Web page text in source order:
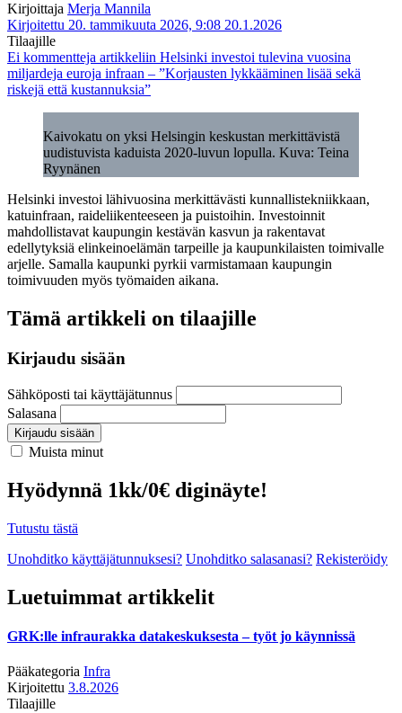
Kirjoittaja Merja Mannila
Kirjoitettu 20. tammikuuta 2026, 9:08 20.1.2026
Tilaajille
Ei kommentteja artikkeliin Helsinki investoi tulevina vuosina
miljardeja euroja infraan – ”Korjausten lykkääminen lisää sekä
riskejä että kustannuksia”
Kaivokatu on yksi Helsingin keskustan merkittävistä
uudistuvista kaduista 2020-luvun lopulla. Kuva: Teina
Ryynänen
Helsinki investoi lähivuosina merkittävästi kunnallistekniikkaan,
katuinfraan, raideliikenteeseen ja puistoihin. Investoinnit
mahdollistavat kaupungin kestävän kasvun ja rakentavat
edellytyksiä elinkeinoelämän tarpeille ja kaupunkilaisten toimivalle
arjelle. Samalla kaupunki pyrkii varmistamaan kaupungin
toimivuuden myös työmaiden aikana.
Tämä artikkeli on tilaajille
Kirjaudu sisään
Sähköposti tai käyttäjätunnus
Salasana
Kirjaudu sisään
Muista minut
Hyödynnä 1kk/0€ diginäyte!
Tutustu tästä
Unohditko käyttäjätunnuksesi? Unohditko salasanasi? Rekisteröidy
Luetuimmat artikkelit
GRK:lle infraurakka datakeskuksesta – työt jo käynnissä
Pääkategoria Infra
Kirjoitettu 3.8.2026
Tilaajille